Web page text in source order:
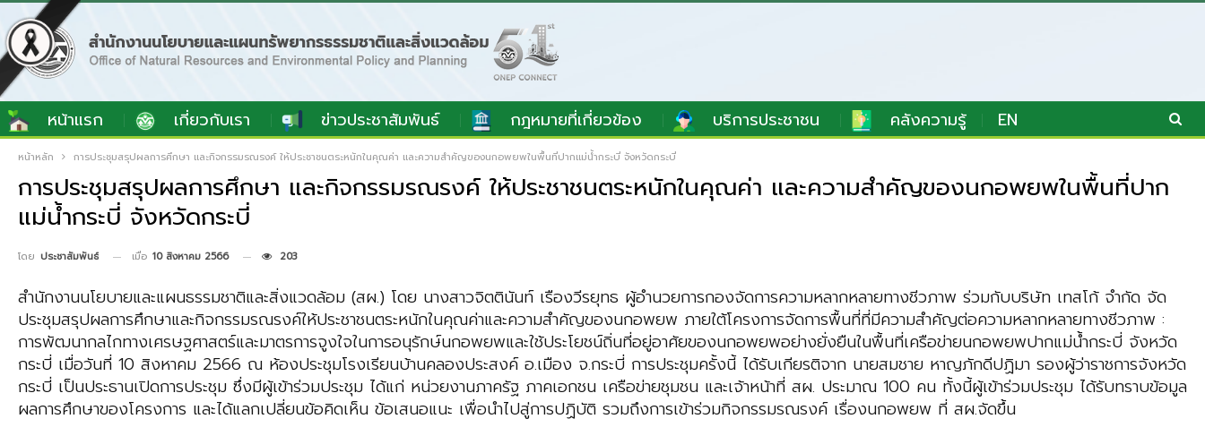
หน้าแรก เกี่ยวกับเรา ข่าวประชาสัมพันธ์ กฎหมายที่เกี่ยวข้อง บริการประชาชน คลังความรู้ EN
หน้าหลัก การประชุมสรุปผลการศึกษา และกิจกรรมรณรงค์ ให้ประชาชนตระหนักในคุณค่า และความสำคัญของนกอพยพในพื้นที่ปากแม่น้ำกระบี่ จังหวัดกระบี่
การประชุมสรุปผลการศึกษา และกิจกรรมรณรงค์ ให้ประชาชนตระหนักในคุณค่า และความสำคัญของนกอพยพในพื้นที่ปาก
แม่น้ำกระบี่ จังหวัดกระบี่
โดย ประชาสัมพันธ์ เมื่อ 10 สิงหาคม 2566 203
สำนักงานนโยบายและแผนธรรมชาติและสิ่งแวดล้อม (สผ.) โดย นางสาวจิตตินันท์ เรืองวีรยุทธ ผู้อำนวยการกองจัดการความหลากหลายทางชีวภาพ ร่วมกับบริษัท เทสโก้ จำกัด จัด
ประชุมสรุปผลการศึกษาและกิจกรรมรณรงค์ให้ประชาชนตระหนักในคุณค่าและความสำคัญของนกอพยพ ภายใต้โครงการจัดการพื้นที่ที่มีความสำคัญต่อความหลากหลายทางชีวภาพ :
การพัฒนากลไกทางเศรษฐศาสตร์และมาตรการจูงใจในการอนุรักษ์นกอพยพและใช้ประโยชน์ถิ่นที่อยู่อาศัยของนกอพยพอย่างยั่งยืนในพื้นที่เครือข่ายนกอพยพปากแม่น้ำกระบี่ จังหวัด
กระบี่ เมื่อวันที่ 10 สิงหาคม 2566 ณ ห้องประชุมโรงเรียนบ้านคลองประสงค์ อ.เมือง จ.กระบี่ การประชุมครั้งนี้ ได้รับเกียรติจาก นายสมชาย หาญภักดีปฏิมา รองผู้ว่าราชการจังหวัด
กระบี่ เป็นประธานเปิดการประชุม ซึ่งมีผู้เข้าร่วมประชุม ได้แก่ หน่วยงานภาครัฐ ภาคเอกชน เครือข่ายชุมชน และเจ้าหน้าที่ สผ. ประมาณ 100 คน ทั้งนี้ผู้เข้าร่วมประชุม ได้รับทราบข้อมูล
ผลการศึกษาของโครงการ และได้แลกเปลี่ยนข้อคิดเห็น ข้อเสนอแนะ เพื่อนำไปสู่การปฏิบัติ รวมถึงการเข้าร่วมกิจกรรมรณรงค์ เรื่องนกอพยพ ที่ สผ.จัดขึ้น